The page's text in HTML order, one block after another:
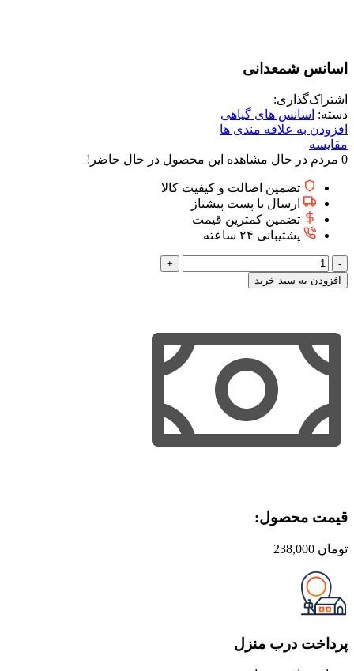
اسانس شمعدانی
اشتراک‌گذاری:
دسته: اسانس های گیاهی
افزودن به علاقه مندی ها
مقایسه
0 مردم در حال مشاهده این محصول در حال حاضر!
تضمین اصالت و کیفیت کالا
ارسال با پست پیشتاز
تضمین کمترین قیمت
پشتیبانی ۲۴ ساعته
اسانس
شمعدانی
عدد
افزودن به سبد خرید
قیمت محصول:​
تومان
پرداخت درب منزل